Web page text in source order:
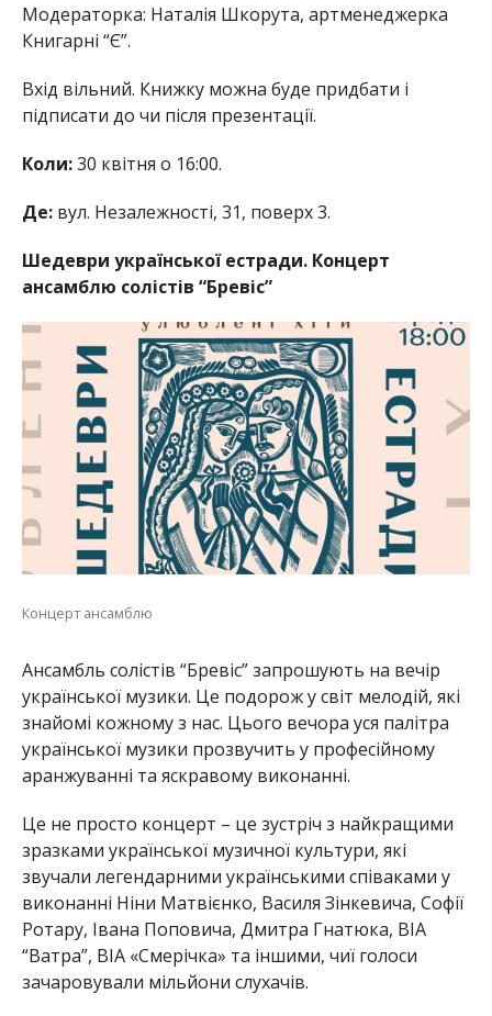
Модераторка: Наталія Шкорута, артменеджерка
Книгарні “Є”.
Вхід вільний. Книжку можна буде придбати і
підписати до чи після презентації.
Коли:30 квітня о 16:00.
Де:вул. Незалежності, 31, поверх 3.
Шедеври української естради. Концерт
ансамблю солістів “Бревіс”
Концерт ансамблю
Ансамбль солістів “Бревіс” запрошують на вечір
української музики. Це подорож у світ мелодій, які
знайомі кожному з нас. Цього вечора уся палітра
української музики прозвучить у професійному
аранжуванні та яскравому виконанні.
Це не просто концерт – це зустріч з найкращими
зразками української музичної культури, які
звучали легендарними українськими співаками у
виконанні Ніни Матвієнко, Василя Зінкевича, Софії
Ротару, Івана Поповича, Дмитра Гнатюка, ВІА
“Ватра”, ВІА «Смерічка» та іншими, чиї голоси
зачаровували мільйони слухачів.